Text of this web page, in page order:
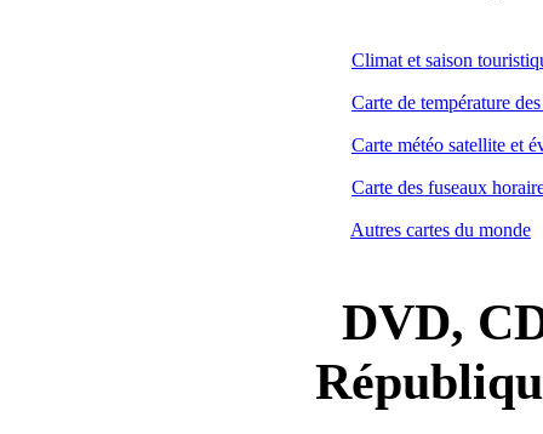
Climat et saison
Carte de température
Carte météo satellite et
Carte des fuseaux
Autres cartes du monde
DVD,